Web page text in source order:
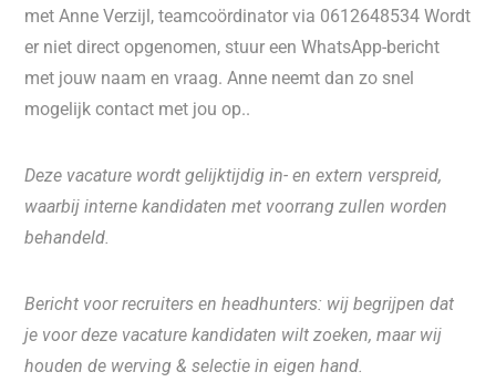
met Anne Verzijl, teamcoördinator via 0612648534 Wordt
er niet direct opgenomen, stuur een WhatsApp-bericht
met jouw naam en vraag. Anne neemt dan zo snel
mogelijk contact met jou op..
Deze vacature wordt gelijktijdig in- en extern verspreid,
waarbij interne kandidaten met voorrang zullen worden
behandeld.
Bericht voor recruiters en headhunters: wij begrijpen dat
je voor deze vacature kandidaten wilt zoeken, maar wij
houden de werving & selectie in eigen hand.